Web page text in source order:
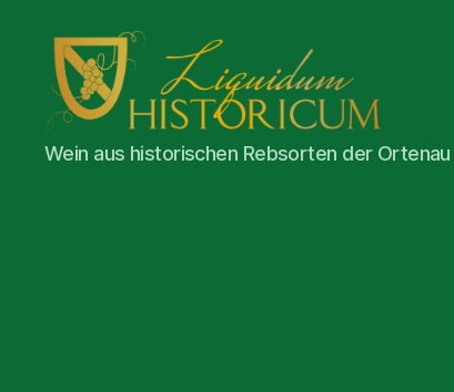
Liquidum
Historicum
Wein aus historischen Rebsorten der Ortenau